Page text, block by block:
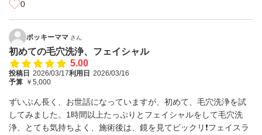
0
ポッキーママ さん
初めての毛穴洗浄、フェイシャル
5.00
投稿日 2026/03/17利用日 2026/03/16
予算 ￥5,000
ずいぶん長く、お世話になっていますが、初めて、毛穴洗浄を試
してみました。1時間以上たっぷりとフェイシャルをして毛穴洗
浄、とても気持ちよく、施術後は、鏡を見てビックリ❗フェイスラ